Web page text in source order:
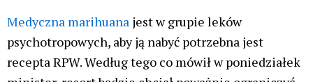
Medyczna marihuana jest w grupie leków
psychotropowych, aby ją nabyć potrzebna jest
recepta RPW. Według tego co mówił w poniedziałek